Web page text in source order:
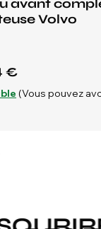
avant
Volvo
€
(Vous pouvez